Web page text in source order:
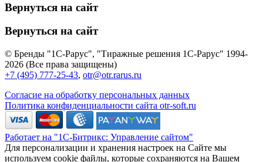
Вернуться на сайт
Вернуться на сайт
© Бренды "1С-Рарус", "Тиражные решения 1С-Рарус" 1994-
2026 (Все права защищены)
+7 (495) 777-25-43, otr@otr.rarus.ru
Согласие на обработку персональных данных
Политика конфиденциальности сайта otr-soft.ru
Работает на "1С-Битрикс: Управление сайтом"
Для персонализации и хранения настроек на Сайте мы
используем cookie файлы, которые сохраняются на Вашем